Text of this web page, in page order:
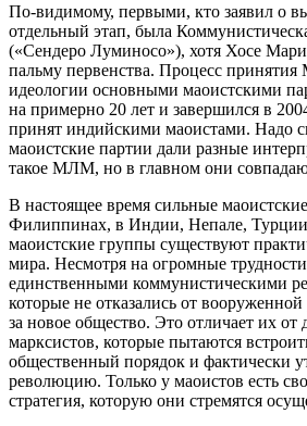
По-видимому, первыми, кто заявил о
отдельный этап, была
(«Сендеро Луминосо»), хотя Хосе
пальму первенства. Процесс
идеологии основными маоистскими
на примерно 20 лет и завершился в
принят индийскими маоистами. Надо
маоистские партии дали разные
такое МЛМ, но в главном они
В настоящее время сильные
Филиппинах, в Индии, Непале,
маоистские группы существуют
мира. Несмотря на огромные
единственными коммунистическими
которые не отказались от
за новое общество. Это отличает их
марксистов, которые пытаются
общественный порядок и фактически
революцию. Только у маоистов есть
стратегия, которую они стремятся